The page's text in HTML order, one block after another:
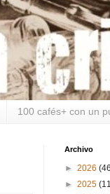
100 cafés+ con un
Archivo
► 2026
► 2025